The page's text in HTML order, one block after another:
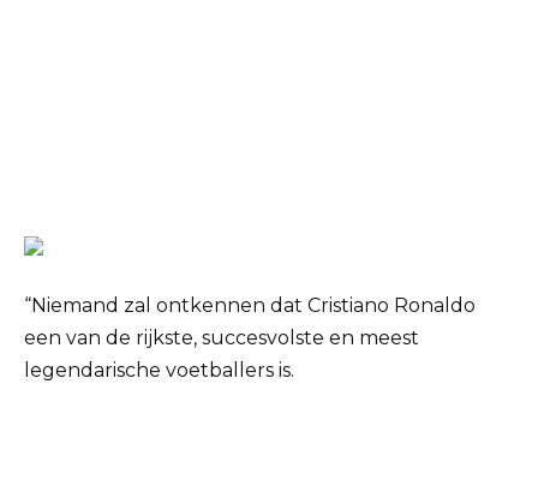
“Niemand zal ontkennen dat Cristiano Ronaldo
een van de rijkste, succesvolste en meest
legendarische voetballers is.